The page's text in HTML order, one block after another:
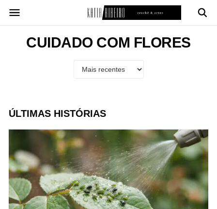
para
conteúdoCUIDADO COM FLORES
ÚLTIMAS HISTÓRIAS